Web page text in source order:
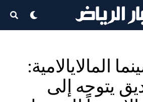
المالايالامية:
يتوجه إلى